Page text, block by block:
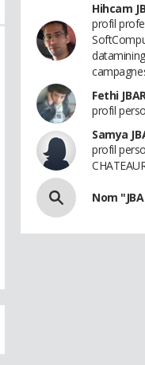
Hihcam
profil
Fethi
profil
Samya
profil
Nom